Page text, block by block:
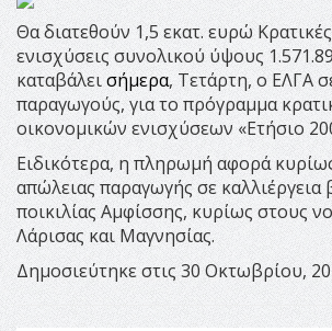
Θα διατεθούν 1,5 εκατ. ευρώ
ενισχύσεις συνολικού ύψους
καταβάλεισήμερα, Τετάρτη, ο ΕΛΓΑ
παραγωγούς, για το πρόγραμμα
οικονομικών ενισχύσεων «Ετήσιο
Ειδικότερα, η πληρωμή αφορά
απώλειας παραγωγής σε καλλιέργεια
ποικιλίας Αμφίσσης, κυρίως στους
Λάρισας και Μαγνησίας.
Δημοσιεύτηκε στις 30 Οκτωβρίου,